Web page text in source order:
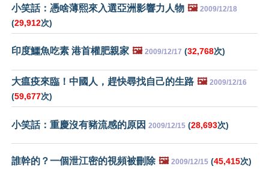
小笑話：憑啥薄熙來入選亞洲影響力人物 🖼️ 2009/12/18
(29,912次)
印度鱷魚吃素 港首權肥親家 🖼️ 2009/12/17 (32,768次)
大瘟疫來臨！中國人，趕快尋找自己的生路 🖼️ 2009/12/16
(59,677次)
小笑話：重慶沒有豬流感的原因 2009/12/15 (28,693次)
誰幹的？一個泄江密的視頻被刪除 🖼️ 2009/12/15 (45,415次)